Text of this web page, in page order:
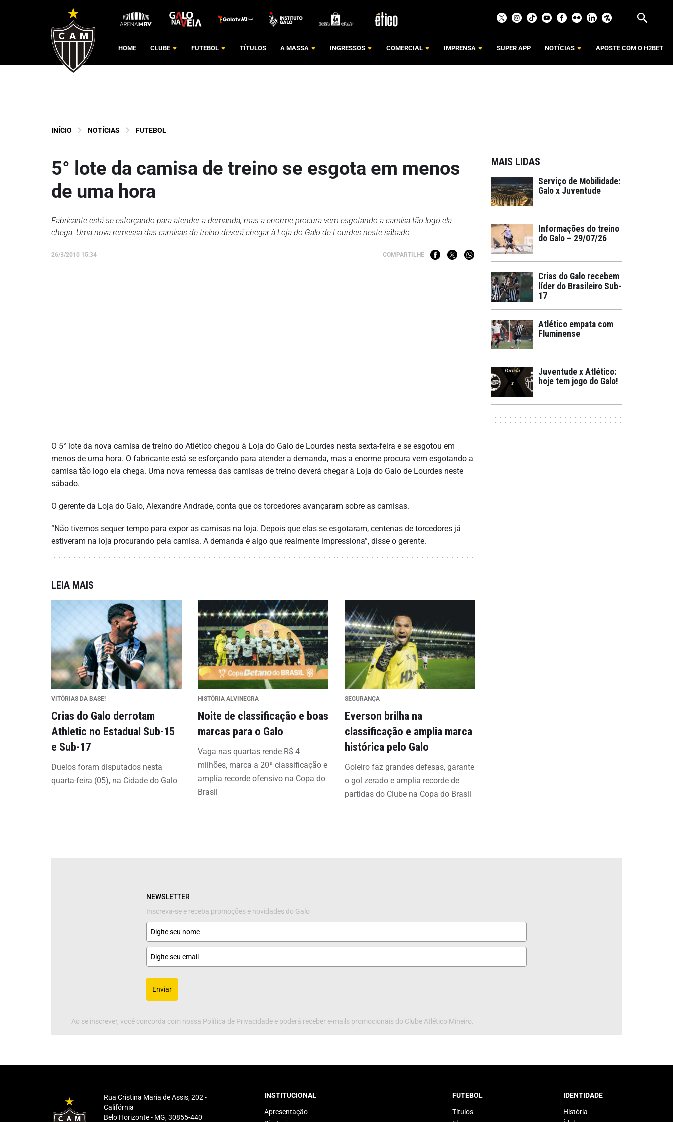
HOME CLUBE FUTEBOL TÍTULOS A MASSA INGRESSOS COMERCIAL IMPRENSA SUPER APP NOTÍCIAS APOSTE COM O H2BET
INÍCIO NOTÍCIAS FUTEBOL
5° lote da camisa de treino se esgota em menos
de uma hora
Fabricante está se esforçando para atender a demanda, mas a enorme procura vem esgotando a camisa tão logo ela
chega. Uma nova remessa das camisas de treino deverá chegar à Loja do Galo de Lourdes neste sábado.
26/3/2010 15:34 COMPARTILHE
O 5° lote da nova camisa de treino do Atlético chegou à Loja do Galo de Lourdes nesta sexta-feira e se esgotou em
menos de uma hora. O fabricante está se esforçando para atender a demanda, mas a enorme procura vem esgotando a
camisa tão logo ela chega. Uma nova remessa das camisas de treino deverá chegar à Loja do Galo de Lourdes neste
sábado.
O gerente da Loja do Galo, Alexandre Andrade, conta que os torcedores avançaram sobre as camisas.
“Não tivemos sequer tempo para expor as camisas na loja. Depois que elas se esgotaram, centenas de torcedores já
estiveram na loja procurando pela camisa. A demanda é algo que realmente impressiona”, disse o gerente.
LEIA MAIS
VITÓRIAS DA BASE!
Crias do Galo derrotam
Athletic no Estadual Sub-15
e Sub-17
Duelos foram disputados nesta
quarta-feira (05), na Cidade do Galo
HISTÓRIA ALVINEGRA
Noite de classificação e boas
marcas para o Galo
Vaga nas quartas rende R$ 4
milhões, marca a 20ª classificação e
amplia recorde ofensivo na Copa do
Brasil
SEGURANÇA
Everson brilha na
classificação e amplia marca
histórica pelo Galo
Goleiro faz grandes defesas, garante
o gol zerado e amplia recorde de
partidas do Clube na Copa do Brasil
MAIS LIDAS
Serviço de Mobilidade:
Galo x Juventude
Informações do treino
do Galo – 29/07/26
Crias do Galo recebem
líder do Brasileiro Sub-
17
Atlético empata com
Fluminense
Juventude x Atlético:
hoje tem jogo do Galo!
NEWSLETTER
Inscreva-se e receba promoções e novidades do Galo
Enviar
Ao se inscrever, você concorda com nossa Política de Privacidade e poderá receber e-mails promocionais do Clube Atlético Mineiro.
Rua Cristina Maria de Assis, 202 -
Califórnia
Belo Horizonte - MG, 30855-440
INSTITUCIONAL
Apresentação
FUTEBOL
Títulos
IDENTIDADE
História